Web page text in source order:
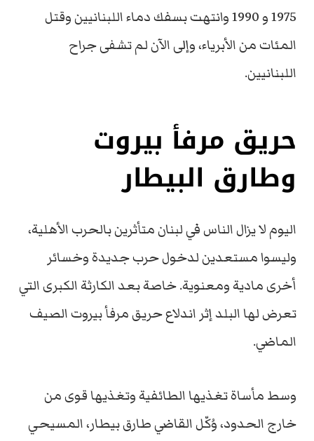
1975 و 1990 وانتهت بسفك دماء اللبنانيين وقتل
المئات من الأبرياء، وإلى الآن لم تشفى جراح
اللبنانيين.
حريق مرفأ بيروت
وطارق البيطار
اليوم لا يزال الناس في لبنان متأثرين بالحرب الأهلية،
وليسوا مستعدين لدخول حرب جديدة وخسائر
أخرى مادية ومعنوية. خاصة بعد الكارثة الكبرى التي
تعرض لها البلد إثر اندلاع حريق مرفأ بيروت الصيف
الماضي.
وسط مأساة تغذيها الطائفية وتغذيها قوى من
خارج الحدود، وُكّل القاضي طارق بيطار، المسيحي